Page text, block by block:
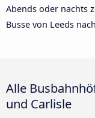
Abends oder nachts
Busse von Leeds
Alle
und Carlisle